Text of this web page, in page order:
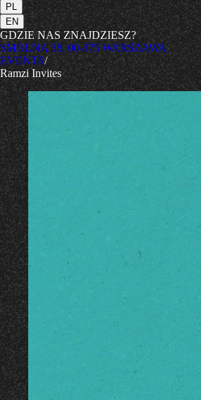
PL
EN
GDZIE NAS ZNAJDZIESZ?
SMOLNA 38, 00-375 WARSZAWA
EVENTS/
Ramzi Invites